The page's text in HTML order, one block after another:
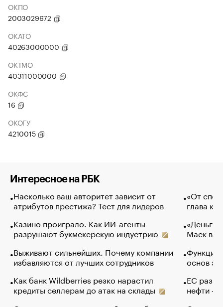
ОКПО
2003029672
ОКАТО
40263000000
ОКТМО
40311000000
ОКФС
16
ОКОГУ
4210015
Интересное на РБК
Насколько ваш авторитет зависит от
атрибутов престижа? Тест для лидеров
Казино проиграло. Как ИИ-агенты
разрушают букмекерскую индустрию
Выживают сильнейших. Почему компании
избавляются от лучших сотрудников
Как банк Wildberries резко нарастил
кредиты селлерам до атак на склады
«От
глава
«Деньги
Маск в
Функции
основ
ЕС
нефти —